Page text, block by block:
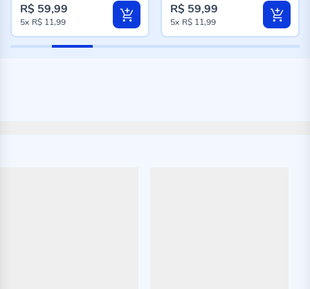
R$ 59,99
5x R$ 11,99
R$ 59,99
5x R$ 11,99